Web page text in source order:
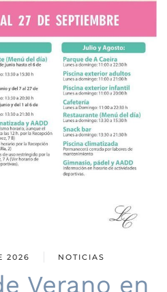
2026 NOTICIAS
Verano en